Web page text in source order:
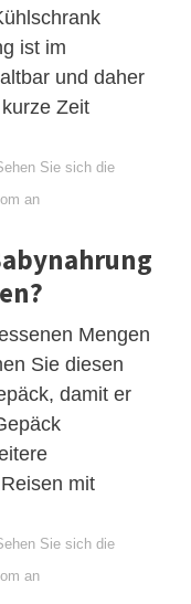
ist im
und daher
Zeit
Sie sich die
an
Mengen
Sie diesen
damit er
mit
Sie sich die
an